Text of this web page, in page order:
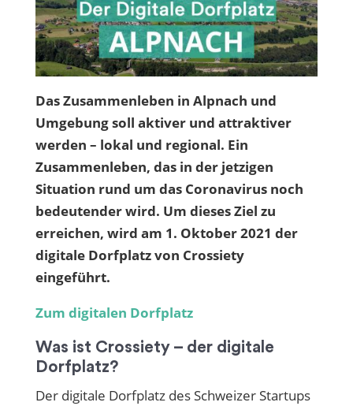
Das Zusammenleben in Alpnach und
Umgebung soll aktiver und attraktiver
werden – lokal und regional. Ein
Zusammenleben, das in der jetzigen
Situation rund um das Coronavirus noch
bedeutender wird. Um dieses Ziel zu
erreichen, wird am 1. Oktober 2021 der
digitale Dorfplatz von Crossiety
eingeführt.
Zum digitalen Dorfplatz
Was ist Crossiety – der digitale
Dorfplatz?
Der digitale Dorfplatz des Schweizer Startups